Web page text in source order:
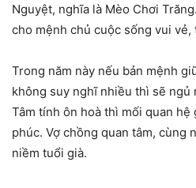
Nguyệt, nghĩa là Mèo Chơi
cho mệnh chủ cuộc sống vui vẻ,
Trong năm này nếu bản mệnh
không suy nghĩ nhiều thì sẽ ngủ
Tâm tính ôn hoà thì mối quan hệ
phúc. Vợ chồng quan tâm, cùng
niềm tuổi già.